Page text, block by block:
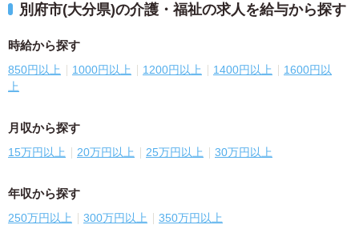
別府市(大分県)の介護・福祉の求人を給与から探す
時給から探す
850円以上 1000円以上 1200円以上 1400円以上
1600円以
上
月収から探す
15万円以上 20万円以上 25万円以上 30万円以上
年収から探す
250万円以上 300万円以上 350万円以上